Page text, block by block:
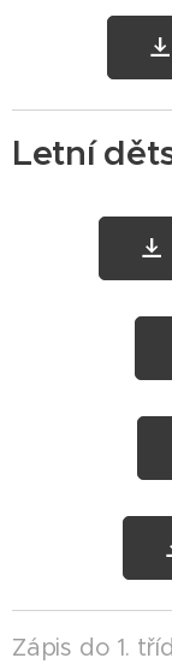
Letní
Zápis do 1. tříd